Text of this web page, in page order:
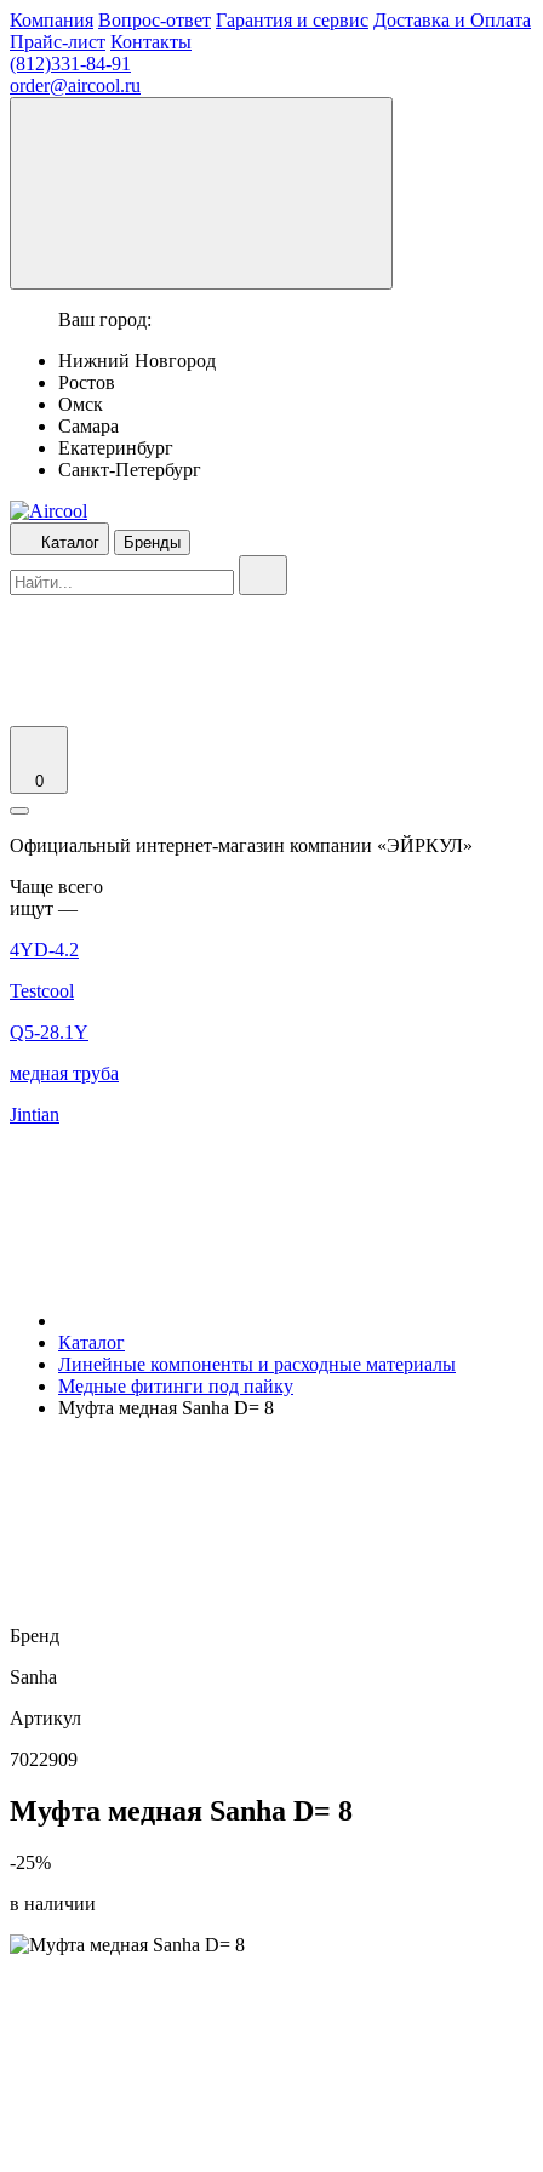
Компания Вопрос-ответ Гарантия и сервис Доставка и Оплата
Прайс-лист Контакты
(812)331-84-91
order@aircool.ru
Ваш город:
Нижний Новгород
Ростов
Омск
Самара
Екатеринбург
Санкт-Петербург
Каталог Бренды
0
Официальный интернет-магазин компании «ЭЙРКУЛ»
Чаще вcего
ищут —
4YD-4.2
Testcool
Q5-28.1Y
медная труба
Jintian
Каталог
Линейные компоненты и расходные материалы
Медные фитинги под пайку
Муфта медная Sanha D= 8
Бренд
Sanha
Артикул
7022909
Муфта медная Sanha D= 8
-25%
в наличии